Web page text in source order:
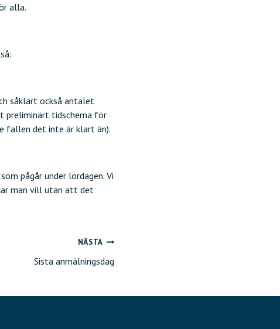
alla.
såklart också antalet
preliminärt tidschema för
fallen det inte är klart än).
pågår under lördagen. Vi
man vill utan att det
NÄSTA
Sista anmälningsdag